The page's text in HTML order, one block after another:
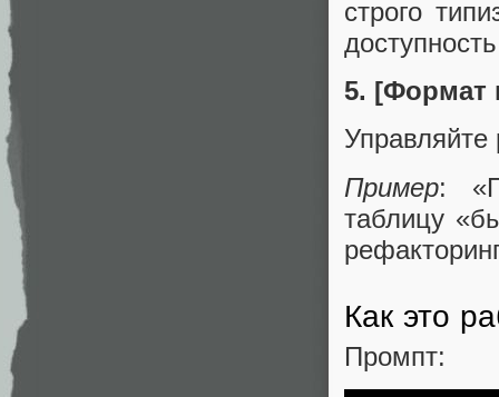
строго
5. [Формат
Управляйте
Пример:
таблицу
Как это
Промпт: